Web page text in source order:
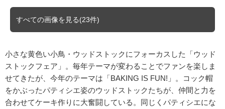
すべての画像を見る(23件)
小さな黄色い小鳥・ウッドストックにフォーカスした「ウッド
ストックフェア」。毎年テーマが変わることでファンを楽しま
せてきたが、今年のテーマは「BAKING IS FUN!」。コック帽
をかぶったパティシエ姿のウッドストックたちが、仲間と力を
合わせてケーキ作りに大奮闘している。同じくパティシエにな